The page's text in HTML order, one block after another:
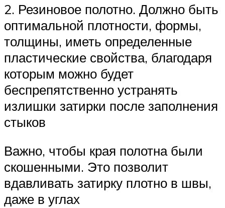
2. Резиновое полотно. Должно быть
оптимальной плотности, формы,
толщины, иметь определенные
пластические свойства, благодаря
которым можно будет
беспрепятственно устранять
излишки затирки после заполнения
стыков
Важно, чтобы края полотна были
скошенными. Это позволит
вдавливать затирку плотно в швы,
даже в углах